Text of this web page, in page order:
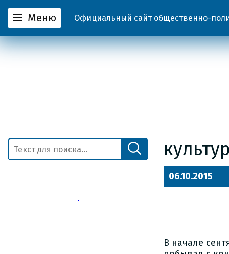
Меню Официальный сайт общественно-
06.10.2015
В начале